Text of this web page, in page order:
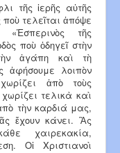
τῆς ἱερῆς αὐτῆς
τελεῖται ἀπόψε
τῆς
ποὺ ὁδηγεῖ στὴν
ἀγάπη καὶ τὴ
λοιπὸν
ἀπὸ τοὺς
τελικὰ καὶ
τὴν καρδιά μας,
ἔχουν κάνει. Ἂς
χαιρεκακία,
Οἱ Χριστιανοὶ